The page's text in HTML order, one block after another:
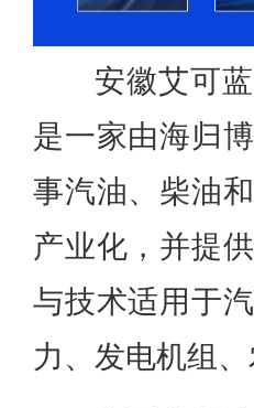
安徽艾可
是一家由海归
事汽油、柴油
产业化，并提
与技术适用于
力、发电机组、